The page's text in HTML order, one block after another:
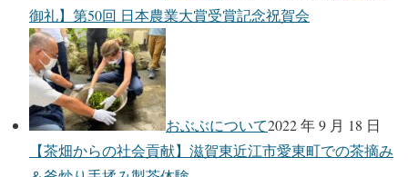
御礼】第50回 日本農業大賞受賞記念祝賀会
おぶぶについて2022 年 9 月 18 日
【茶畑からの社会貢献】滋賀東近江市愛東町での茶摘み